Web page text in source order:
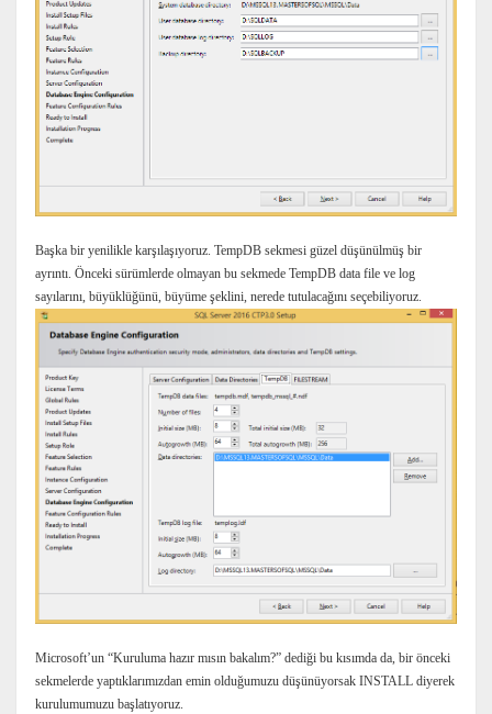
Başka bir yenilikle karşılaşıyoruz. TempDB sekmesi güzel düşünülmüş bir
ayrıntı. Önceki sürümlerde olmayan bu sekmede TempDB data file ve log
sayılarını, büyüklüğünü, büyüme şeklini, nerede tutulacağını seçebiliyoruz.
Microsoft’un “Kuruluma hazır mısın bakalım?” dediği bu kısımda da, bir önceki
sekmelerde yaptıklarımızdan emin olduğumuzu düşünüyorsak INSTALL diyerek
kurulumumuzu başlatıyoruz.